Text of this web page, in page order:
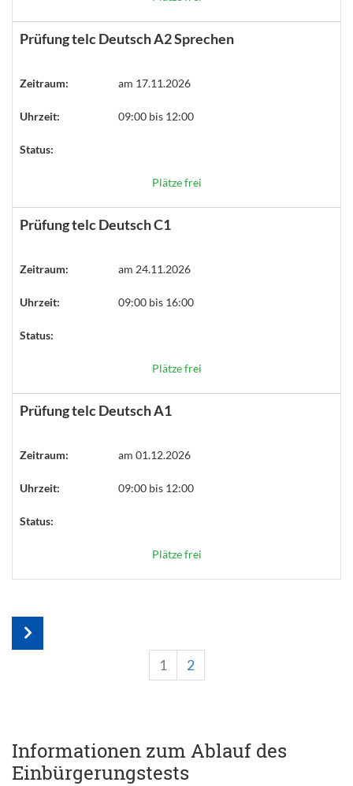
Prüfung telc Deutsch A2 Sprechen
Zeitraum: am 17.11.2026
Uhrzeit: 09:00 bis 12:00
Status:
Plätze frei
Prüfung telc Deutsch C1
Zeitraum: am 24.11.2026
Uhrzeit: 09:00 bis 16:00
Status:
Plätze frei
Prüfung telc Deutsch A1
Zeitraum: am 01.12.2026
Uhrzeit: 09:00 bis 12:00
Status:
Plätze frei
1 2
Informationen zum Ablauf des
Einbürgerungstests